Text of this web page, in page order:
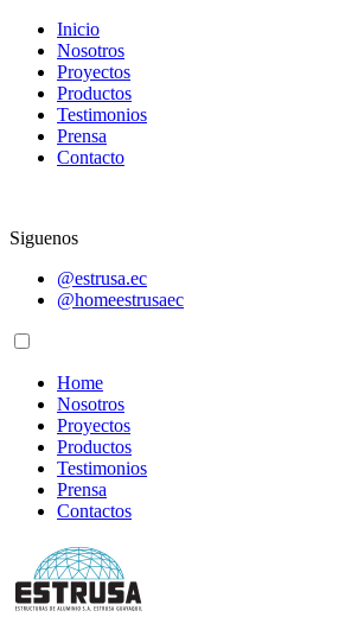
Inicio
Nosotros
Proyectos
Productos
Testimonios
Prensa
Contacto
Siguenos
@estrusa.ec
@homeestrusaec
Home
Nosotros
Proyectos
Productos
Testimonios
Prensa
Contactos